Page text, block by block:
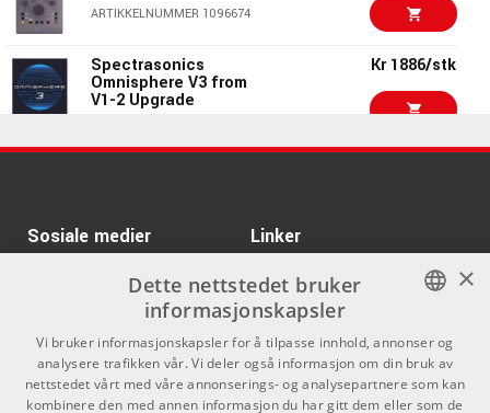
Klevgrand Skaka
ARTIKKELNUMMER 1085231
Kr 422/stk
Klevgrand Borsta
ARTIKKELNUMMER 1085257
ARTIKKELNUMMER 1096674
Spectrasonics
Omnisphere V3 from
V1-2 Upgrade
Kr 1886/stk
ARTIKKELNUMMER 1023084
Pro Tools Studio
Subscription Annual
for EDU Institution
Electronic Code -
UPGRADE
ARTIKKELNUMMER 1076629
Kr 1411/stk
Sosiale medier Linker
Om Oss
Kontakt oss
Kjøpsvilkår
Butikken
NORWEGIAN
×
Dette nettstedet bruker
informasjonskapsler
Vi bruker informasjonskapsler for å tilpasse innhold, annonser og
analysere trafikken vår. Vi deler også informasjon om din bruk av
nettstedet vårt med våre annonserings- og analysepartnere som kan
kombinere den med annen informasjon du har gitt dem eller som de